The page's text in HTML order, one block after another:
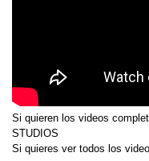
Si quieren los videos
STUDIOS
Si quieres ver todos los